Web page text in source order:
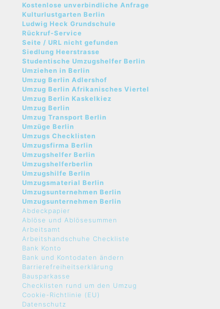
Kostenlose unverbindliche Anfrage
Kulturlustgarten Berlin
Ludwig Heck Grundschule
Rückruf-Service
Seite / URL nicht gefunden
Siedlung Heerstrasse
Studentische Umzugshelfer Berlin
Umziehen in Berlin
Umzug Berlin Adlershof
Umzug Berlin Afrikanisches Viertel
Umzug Berlin Kaskelkiez
Umzug Berlin
Umzug Transport Berlin
Umzüge Berlin
Umzugs Checklisten
Umzugsfirma Berlin
Umzugshelfer Berlin
Umzugshelferberlin
Umzugshilfe Berlin
Umzugsmaterial Berlin
Umzugsunternehmen Berlin
Umzugsunternehmen Berlin
Abdeckpapier
Ablöse und Ablösesummen
Arbeitsamt
Arbeitshandschuhe Checkliste
Bank Konto
Bank und Kontodaten ändern
Barrierefreiheitserklärung
Bausparkasse
Checklisten rund um den Umzug
Cookie-Richtlinie (EU)
Datenschutz